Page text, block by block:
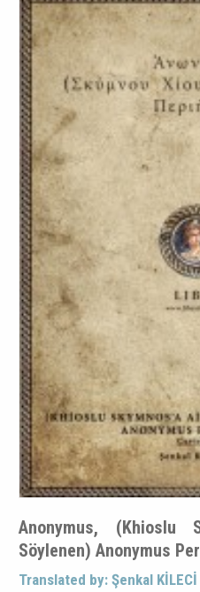
Anonymus, (Khioslu
Söylenen) Anonymus
Translated by: Şenkal KİLECİ